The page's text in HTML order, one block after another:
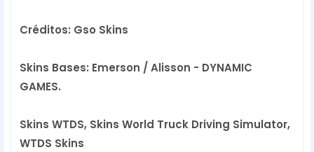
Créditos: Gso Skins
Skins Bases: Emerson / Alisson - DYNAMIC
GAMES.
Skins WTDS, Skins World Truck Driving Simulator,
WTDS Skins